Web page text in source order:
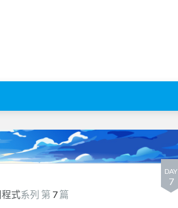
DAY
7
式系列 第 7 篇